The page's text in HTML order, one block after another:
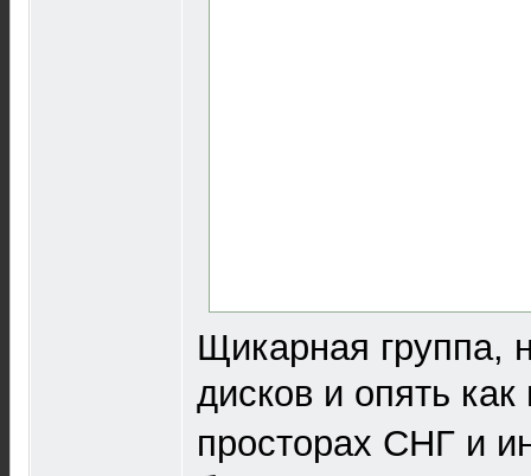
Щикарная группа,
дисков и опять
просторах СНГ и